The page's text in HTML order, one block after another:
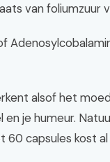
van foliumzuur
alsof het
je humeur.
60 capsules kost